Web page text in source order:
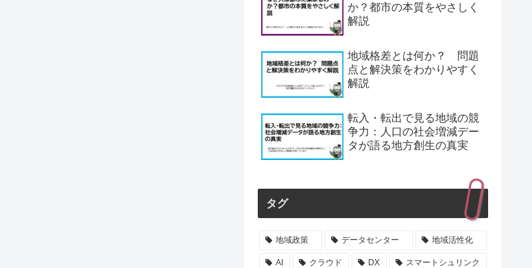
か？都市の本質をやさしく
解説
地域格差とは何か？ 問題
点と解決策をわかりやすく
解説
転入・転出で見る地域の競
争力：人口の社会増減デー
タが語る地方創生の真実
タグ
地域政策 データセンター 地域活性化
AI クラウド DX スマートシュリンク